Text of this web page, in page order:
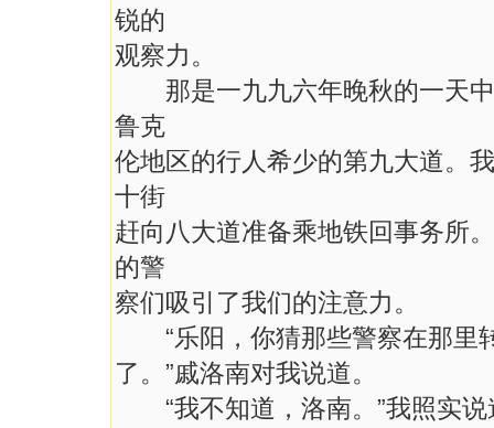
锐的
观察力。
那是一九九六年晚秋的一天中
鲁克
伦地区的行人希少的第九大道。
十街
赶向八大道准备乘地铁回事务所
的警
察们吸引了我们的注意力。
“乐阳，你猜那些警察在那里
了。”戚洛南对我说道。
“我不知道，洛南。”我照实说